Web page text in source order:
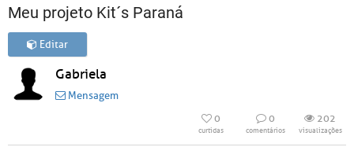
Meu projeto Kit´s Paraná
Editar
Gabriela
Mensagem
0
curtidas
0
comentários
202
visualizações